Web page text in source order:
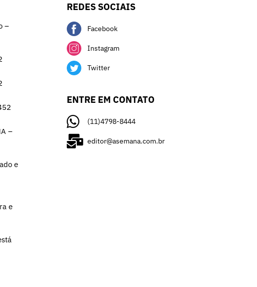
–
–
e
e
REDES SOCIAIS
Facebook
Instagram
Twitter
ENTRE EM CONTATO
(11)4798-8444
editor@asemana.com.br